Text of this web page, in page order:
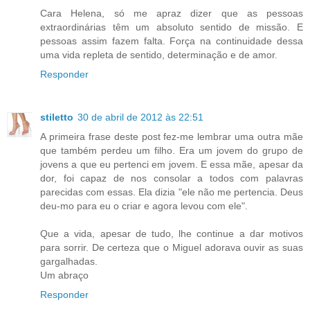
Cara Helena, só me apraz dizer que as pessoas
extraordinárias têm um absoluto sentido de missão. E
pessoas assim fazem falta. Força na continuidade dessa
uma vida repleta de sentido, determinação e de amor.
Responder
stiletto 30 de abril de 2012 às 22:51
A primeira frase deste post fez-me lembrar uma outra mãe
que também perdeu um filho. Era um jovem do grupo de
jovens a que eu pertenci em jovem. E essa mãe, apesar da
dor, foi capaz de nos consolar a todos com palavras
parecidas com essas. Ela dizia "ele não me pertencia. Deus
deu-mo para eu o criar e agora levou com ele".
Que a vida, apesar de tudo, lhe continue a dar motivos
para sorrir. De certeza que o Miguel adorava ouvir as suas
gargalhadas.
Um abraço
Responder